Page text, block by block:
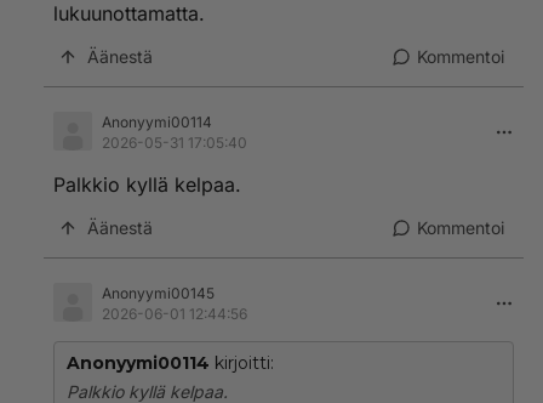
lukuunottamatta.
Äänestä Kommentoi
Anonyymi00114
2026-05-31 17:05:40
Palkkio kyllä kelpaa.
Äänestä Kommentoi
Anonyymi00145
2026-06-01 12:44:56
Anonyymi00114 kirjoitti:
Palkkio kyllä kelpaa.